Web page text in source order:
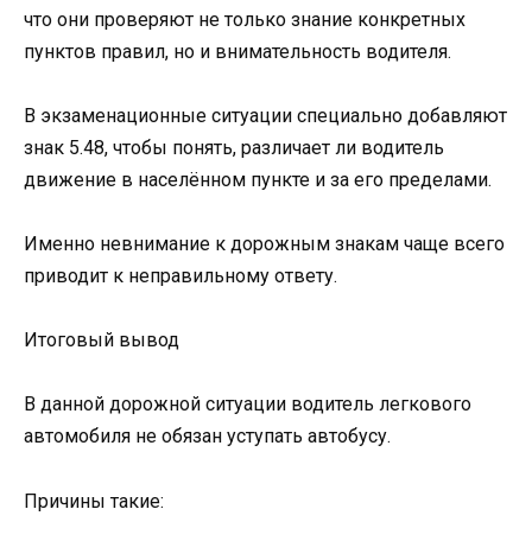
что они проверяют не только знание конкретных
пунктов правил, но и внимательность водителя.
В экзаменационные ситуации специально добавляют
знак 5.48, чтобы понять, различает ли водитель
движение в населённом пункте и за его пределами.
Именно невнимание к дорожным знакам чаще всего
приводит к неправильному ответу.
Итоговый вывод
В данной дорожной ситуации водитель легкового
автомобиля не обязан уступать автобусу.
Причины такие: